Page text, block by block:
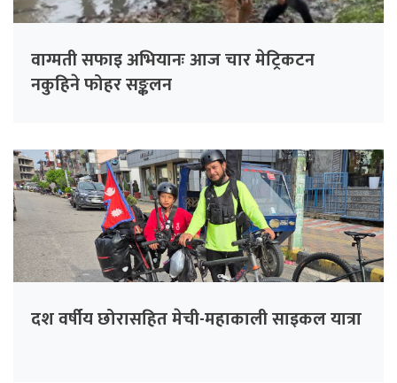
वाग्मती सफाइ अभियानः आज चार मेट्रिकटन
नकुहिने फोहर सङ्कलन
दश वर्षीय छोरासहित मेची-महाकाली साइकल यात्रा